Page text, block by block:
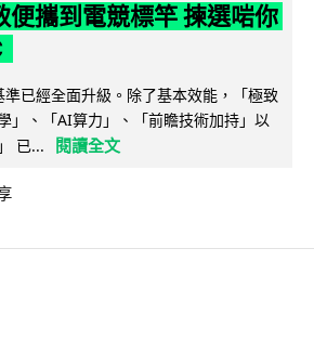
攜到電競標竿 揀選啱你
已經全面升級。除了基本效能，「極致
」、「AI算力」、「前瞻技術加持」以
已...
閱讀全文